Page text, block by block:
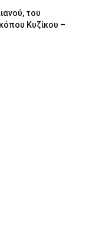
του
Κυζίκου –